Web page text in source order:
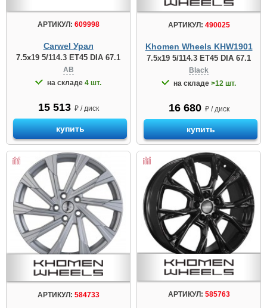
АРТИКУЛ: 609998
Carwel Урал
7.5x19 5/114.3 ET45 DIA 67.1
AB
на складе 4 шт.
15 513 ₽ / диск
купить
АРТИКУЛ: 490025
Khomen Wheels KHW1901
7.5x19 5/114.3 ET45 DIA 67.1
Black
на складе >12 шт.
16 680 ₽ / диск
купить
АРТИКУЛ: 584733 АРТИКУЛ: 585763